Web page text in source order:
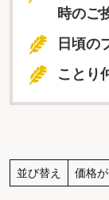
時のご
日頃の
ことり
並び替え 価格